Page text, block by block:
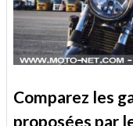
Comparez les
proposées par